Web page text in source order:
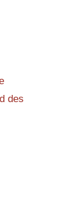
des